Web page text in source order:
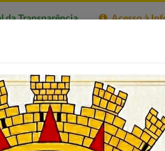
Acesso à
Transparência